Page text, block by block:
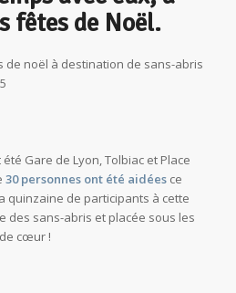
fêtes de Noël.
Gare de Lyon, Tolbiac et Place
30 personnes ont été aidéesce
quinzaine de participants à cette
des sans-abris et placée sous les
cœur !